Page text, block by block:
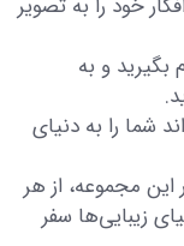
خود را به تصویر
بگیرید و به
شما را به دنیای
مجموعه، از هر
زیبایی‌ها سفر